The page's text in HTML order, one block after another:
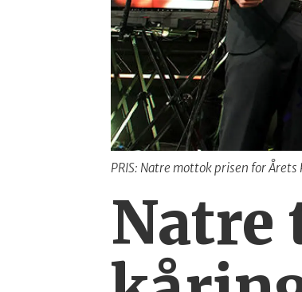
PRIS: Natre mottok prisen for
Natre